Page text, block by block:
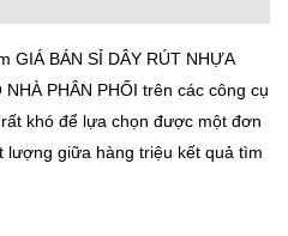
GIÁ BÁN SỈ DÂY RÚT NHỰA
PHÂN PHỐI trên các công cụ
khó để lựa chọn được một đơn
lượng giữa hàng triệu kết quả tìm